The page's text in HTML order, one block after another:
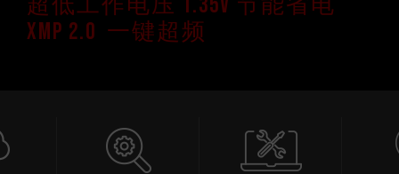
超低工作电压 1.35V 节能省电
XMP 2.0 一键超频